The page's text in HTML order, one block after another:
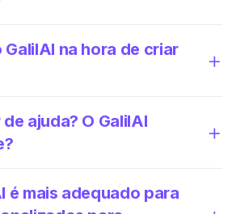
na hora de criar
ajuda? O GalilAI
é mais adequado para